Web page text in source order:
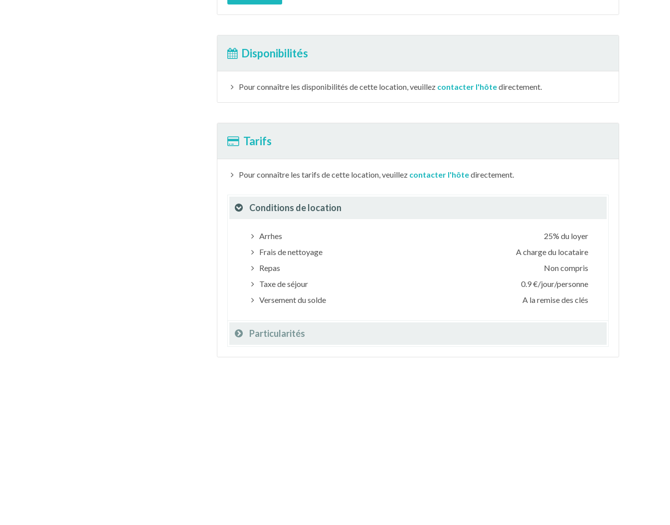
Disponibilités
Pour connaître les disponibilités de cette location, veuillez contacter l'hôtedirectement.
Tarifs
Pour connaître les tarifs de cette location, veuillez contacter l'hôtedirectement.
Conditions de location
Arrhes
25% du loyer
Frais de nettoyage
A charge du locataire
Repas
Non compris
Taxe de séjour
0.9 €/jour/personne
Versement du solde
A la remise des clés
Particularités